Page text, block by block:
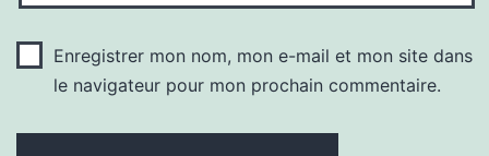
Enregistrer mon nom, mon e-mail et mon site dans
le navigateur pour mon prochain commentaire.